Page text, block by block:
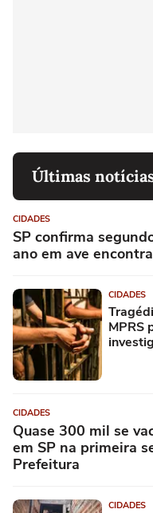
Últimas
CIDADES
SP confirma
ano em ave
CIDADES
MPRS
CIDADES
Quase 300 mil se
em SP na primeira
Prefeitura
CIDADES